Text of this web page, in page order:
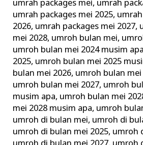
umrah packages mei, umrah
umrah packages mei 2025,
2026, umrah packages mei 2027,
mei 2028, umroh bulan mei,
umroh bulan mei 2024 musim
2025, umroh bulan mei 2025
bulan mei 2026, umroh bulan
umroh bulan mei 2027, umroh
musim apa, umroh bulan mei
mei 2028 musim apa, umroh
umroh di bulan mei, umroh di
umroh di bulan mei 2025, umroh